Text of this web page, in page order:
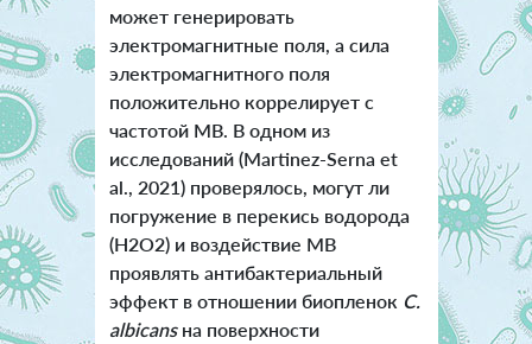
может генерировать
электромагнитные поля, а сила
электромагнитного поля
положительно коррелирует с
частотой МВ. В одном из
исследований (Martinez-Serna et
al., 2021) проверялось, могут ли
погружение в перекись водорода
(H2O2) и воздействие МВ
проявлять антибактериальный
эффект в отношении биопленок C.
albicans на поверхности